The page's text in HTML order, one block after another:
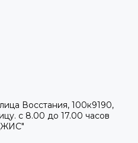
Восстания, 100к9190,
с 8.00 до 17.00 часов